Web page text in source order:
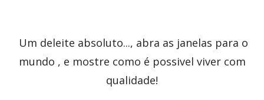
Um deleite absoluto..., abra as janelas para o
mundo , e mostre como é possivel viver com
qualidade!